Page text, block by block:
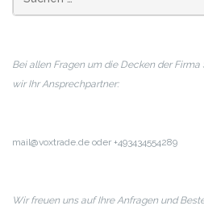
Bei allen Fragen um die Decken der
wir Ihr Ansprechpartner:
mail@voxtrade.de oder +493434554289
Wir freuen uns auf Ihre Anfragen und